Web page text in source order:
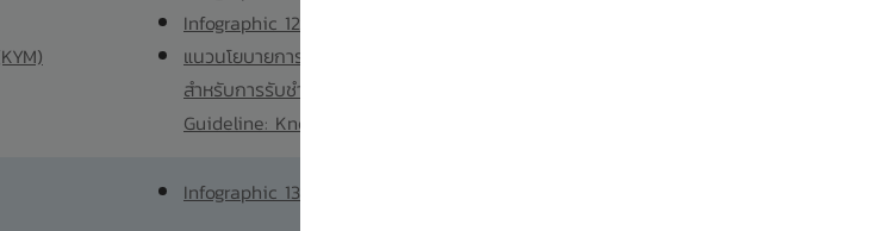
Infographic 12.2
แนวนโยบายการรู้จักและการบริหารติดตามความเสี่ยงร้านค้า
สำหรับการรับชำระเงินด้วยวิธีการทางอิเล็กทรอนิกส์ (Policy
Guideline: Know Your Merchant (KYM))
Infographic 13